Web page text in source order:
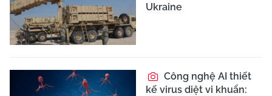
Ukraine
Công nghệ AI thiết
kế virus diệt vi khuẩn: